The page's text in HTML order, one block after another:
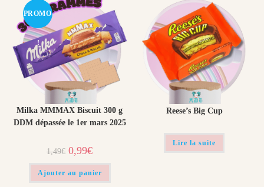
PROMO
!
Milka MMMAX Biscuit 300 g
DDM dépassée le 1er mars 2025
1,49€ Le
prix
initial
était :
0,99€Le
prix
actuel
est :
Ajouter au panier
Reese’s Big Cup
Lire la suite